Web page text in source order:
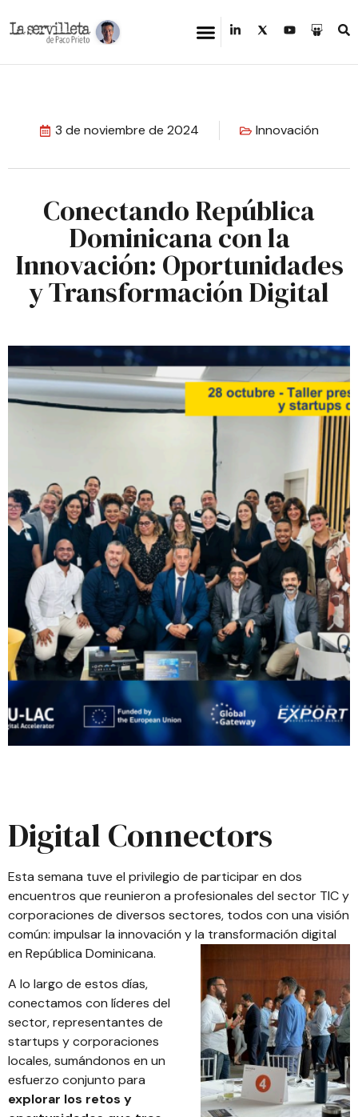
3 de noviembre de 2024 Innovación
Conectando República
Dominicana con la
Innovación: Oportunidades
y Transformación Digital
Digital Connectors
Esta semana tuve el privilegio de participar en dos
encuentros que reunieron a profesionales del sector TIC y
corporaciones de diversos sectores, todos con una visión
común: impulsar la innovación y la transformación digital
en República Dominicana.
A lo largo de estos días,
conectamos con líderes del
sector, representantes de
startups y corporaciones
locales, sumándonos en un
esfuerzo conjunto para
explorar los retos y